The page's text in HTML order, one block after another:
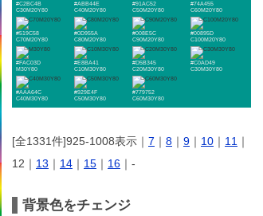
#C2BC4B
C30M20Y80
#ABB44E
C40M20Y80
#91AC52
C50M20Y80
#74A455
C60M20Y80
#519C58
C70M20Y80
#0D955A
C80M20Y80
#008E5C
C90M20Y80
#00895D
C100M20Y80
#FAC03D
M30Y80
#E8BA41
C10M30Y80
#D5B345
C20M30Y80
#C0AD49
C30M30Y80
#AAA64C
C40M30Y80
#929E4F
C50M30Y80
#779752
C60M30Y80
[全1331件]925-1008表示｜ 7 ｜ 8 ｜ 9 ｜ 10 ｜ 11 ｜
12｜ 13 ｜ 14 ｜ 15 ｜ 16 ｜-
背景色をチェンジ